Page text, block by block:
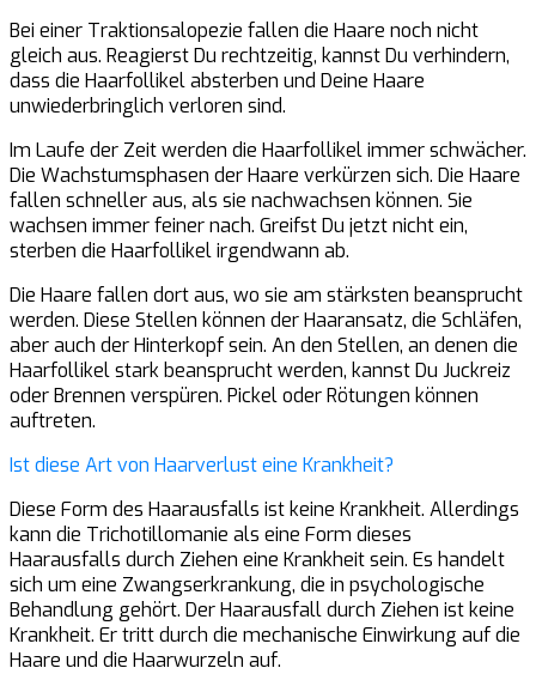
Bei einer Traktionsalopezie fallen die Haare noch nicht
gleich aus. Reagierst Du rechtzeitig, kannst Du verhindern,
dass die Haarfollikel absterben und Deine Haare
unwiederbringlich verloren sind.
Im Laufe der Zeit werden die Haarfollikel immer schwächer.
Die Wachstumsphasen der Haare verkürzen sich. Die Haare
fallen schneller aus, als sie nachwachsen können. Sie
wachsen immer feiner nach. Greifst Du jetzt nicht ein,
sterben die Haarfollikel irgendwann ab.
Die Haare fallen dort aus, wo sie am stärksten beansprucht
werden. Diese Stellen können der Haaransatz, die Schläfen,
aber auch der Hinterkopf sein. An den Stellen, an denen die
Haarfollikel stark beansprucht werden, kannst Du Juckreiz
oder Brennen verspüren. Pickel oder Rötungen können
auftreten.
Ist diese Art von Haarverlust eine Krankheit?
Diese Form des Haarausfalls ist keine Krankheit. Allerdings
kann die Trichotillomanie als eine Form dieses
Haarausfalls durch Ziehen eine Krankheit sein. Es handelt
sich um eine Zwangserkrankung, die in psychologische
Behandlung gehört. Der Haarausfall durch Ziehen ist keine
Krankheit. Er tritt durch die mechanische Einwirkung auf die
Haare und die Haarwurzeln auf.